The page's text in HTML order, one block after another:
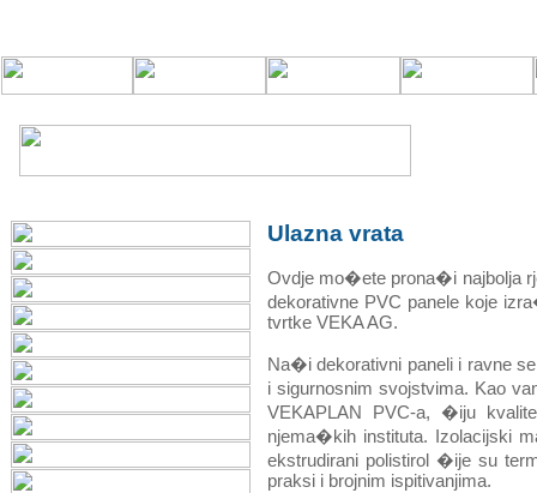
Ulazna vrata
Ovdje mo�ete prona�i najbolja
dekorativne PVC panele koje
tvrtke VEKA AG.
Na�i dekorativni paneli i ravne
i sigurnosnim svojstvima. Kao
VEKAPLAN PVC-a, �iju
njema�kih instituta. Izolacijski
ekstrudirani polistirol �ije su
praksi i brojnim ispitivanjima.